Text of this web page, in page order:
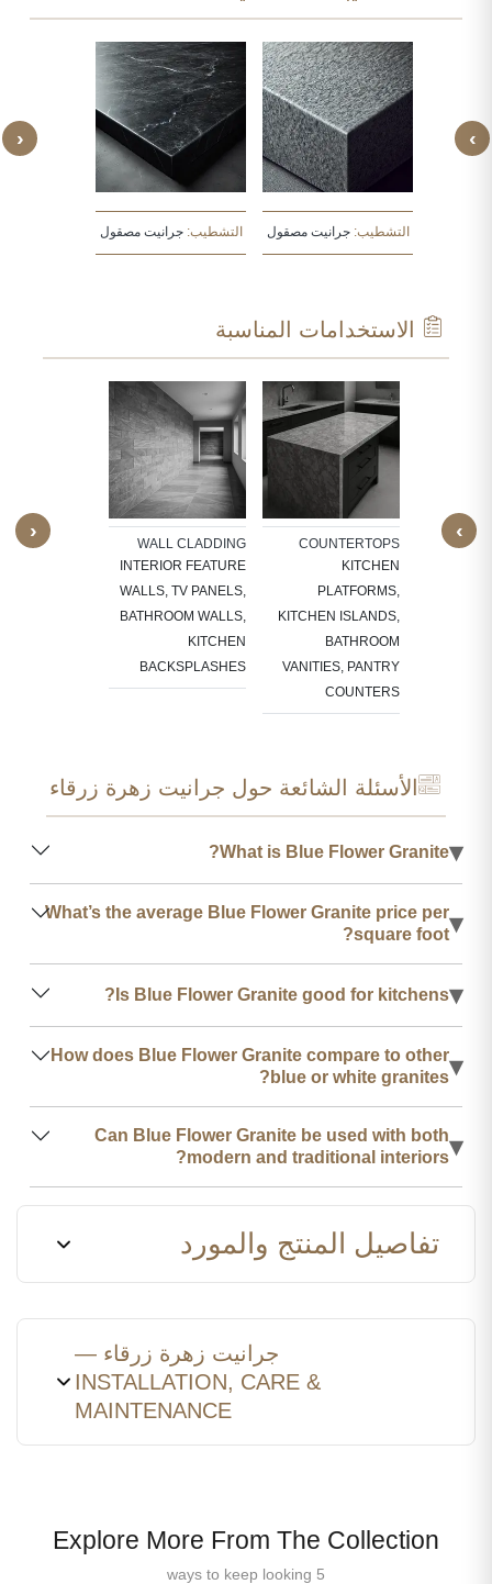
‹
التشطيب:جرانيت مصقول التشطيب:جرانيت مصقول
›
الاستخدامات المناسبة
‹
COUNTERTOPS
KITCHEN
PLATFORMS,
KITCHEN ISLANDS,
BATHROOM
VANITIES, PANTRY
COUNTERS
WALL CLADDING
INTERIOR FEATURE
WALLS, TV PANELS,
BATHROOM WALLS,
KITCHEN
BACKSPLASHES
STAIRCASES
›
الأسئلة الشائعة حول جرانيت زهرة زرقاء
▾
What is Blue Flower Granite?
▾
What’s the average Blue Flower Granite price per
square foot?
▾
Is Blue Flower Granite good for kitchens?
▾
How does Blue Flower Granite compare to other
blue or white granites?
▾
Can Blue Flower Granite be used with both
modern and traditional interiors?
تفاصيل المنتج والمورد
جرانيت زهرة زرقاء —
INSTALLATION, CARE &
MAINTENANCE
Explore More From The Collection
5 ways to keep looking